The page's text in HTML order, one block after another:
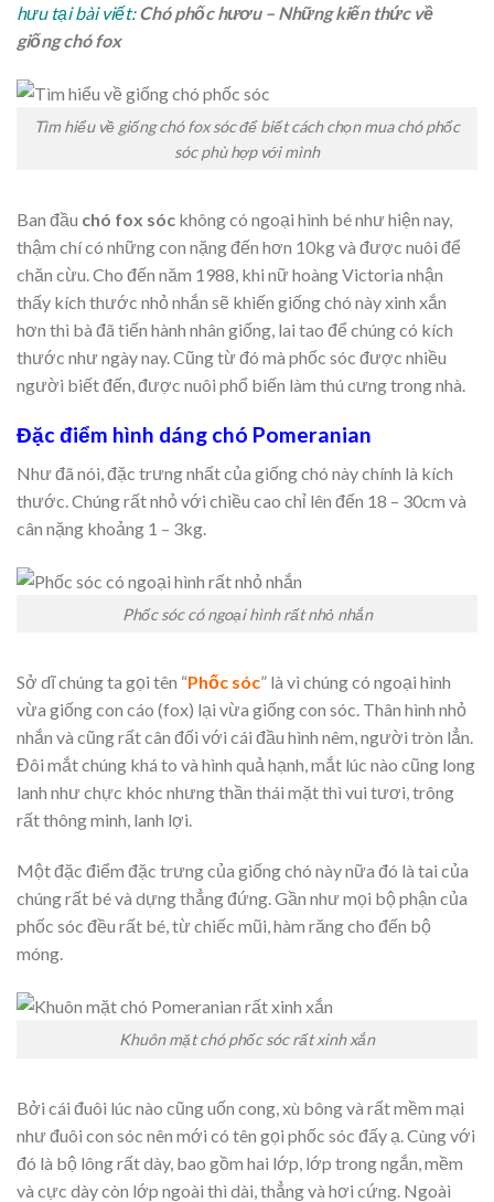
hưu tại bài viết: Chó phốc hươu – Những kiến thức về
giống chó fox
Tìm hiểu về giống chó fox sóc để biết cách chọn mua chó phốc
sóc phù hợp với mình
Ban đầu chó fox sóc không có ngoại hình bé như hiện nay,
thậm chí có những con nặng đến hơn 10kg và được nuôi để
chăn cừu. Cho đến năm 1988, khi nữ hoàng Victoria nhận
thấy kích thước nhỏ nhắn sẽ khiến giống chó này xinh xắn
hơn thì bà đã tiến hành nhân giống, lai tao để chúng có kích
thước như ngày nay. Cũng từ đó mà phốc sóc được nhiều
người biết đến, được nuôi phổ biến làm thú cưng trong nhà.
Đặc điểm hình dáng chó Pomeranian
Như đã nói, đặc trưng nhất của giống chó này chính là kích
thước. Chúng rất nhỏ với chiều cao chỉ lên đến 18 – 30cm và
cân nặng khoảng 1 – 3kg.
Phốc sóc có ngoại hình rất nhỏ nhắn
Sở dĩ chúng ta gọi tên “Phốc sóc” là vì chúng có ngoại hình
vừa giống con cáo (fox) lại vừa giống con sóc. Thân hình nhỏ
nhắn và cũng rất cân đối với cái đầu hình nêm, người tròn lẳn.
Đôi mắt chúng khá to và hình quả hạnh, mắt lúc nào cũng long
lanh như chực khóc nhưng thần thái mặt thì vui tươi, trông
rất thông minh, lanh lợi.
Một đặc điểm đặc trưng của giống chó này nữa đó là tai của
chúng rất bé và dựng thẳng đứng. Gần như mọi bộ phận của
phốc sóc đều rất bé, từ chiếc mũi, hàm răng cho đến bộ
móng.
Khuôn mặt chó phốc sóc rất xinh xắn
Bởi cái đuôi lúc nào cũng uốn cong, xù bông và rất mềm mại
như đuôi con sóc nên mới có tên gọi phốc sóc đấy ạ. Cùng với
đó là bộ lông rất dày, bao gồm hai lớp, lớp trong ngắn, mềm
và cực dày còn lớp ngoài thì dài, thẳng và hơi cứng. Ngoài